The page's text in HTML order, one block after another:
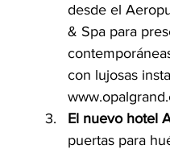
desde el
& Spa para
con lujosas
El nuevo hotel
puertas para